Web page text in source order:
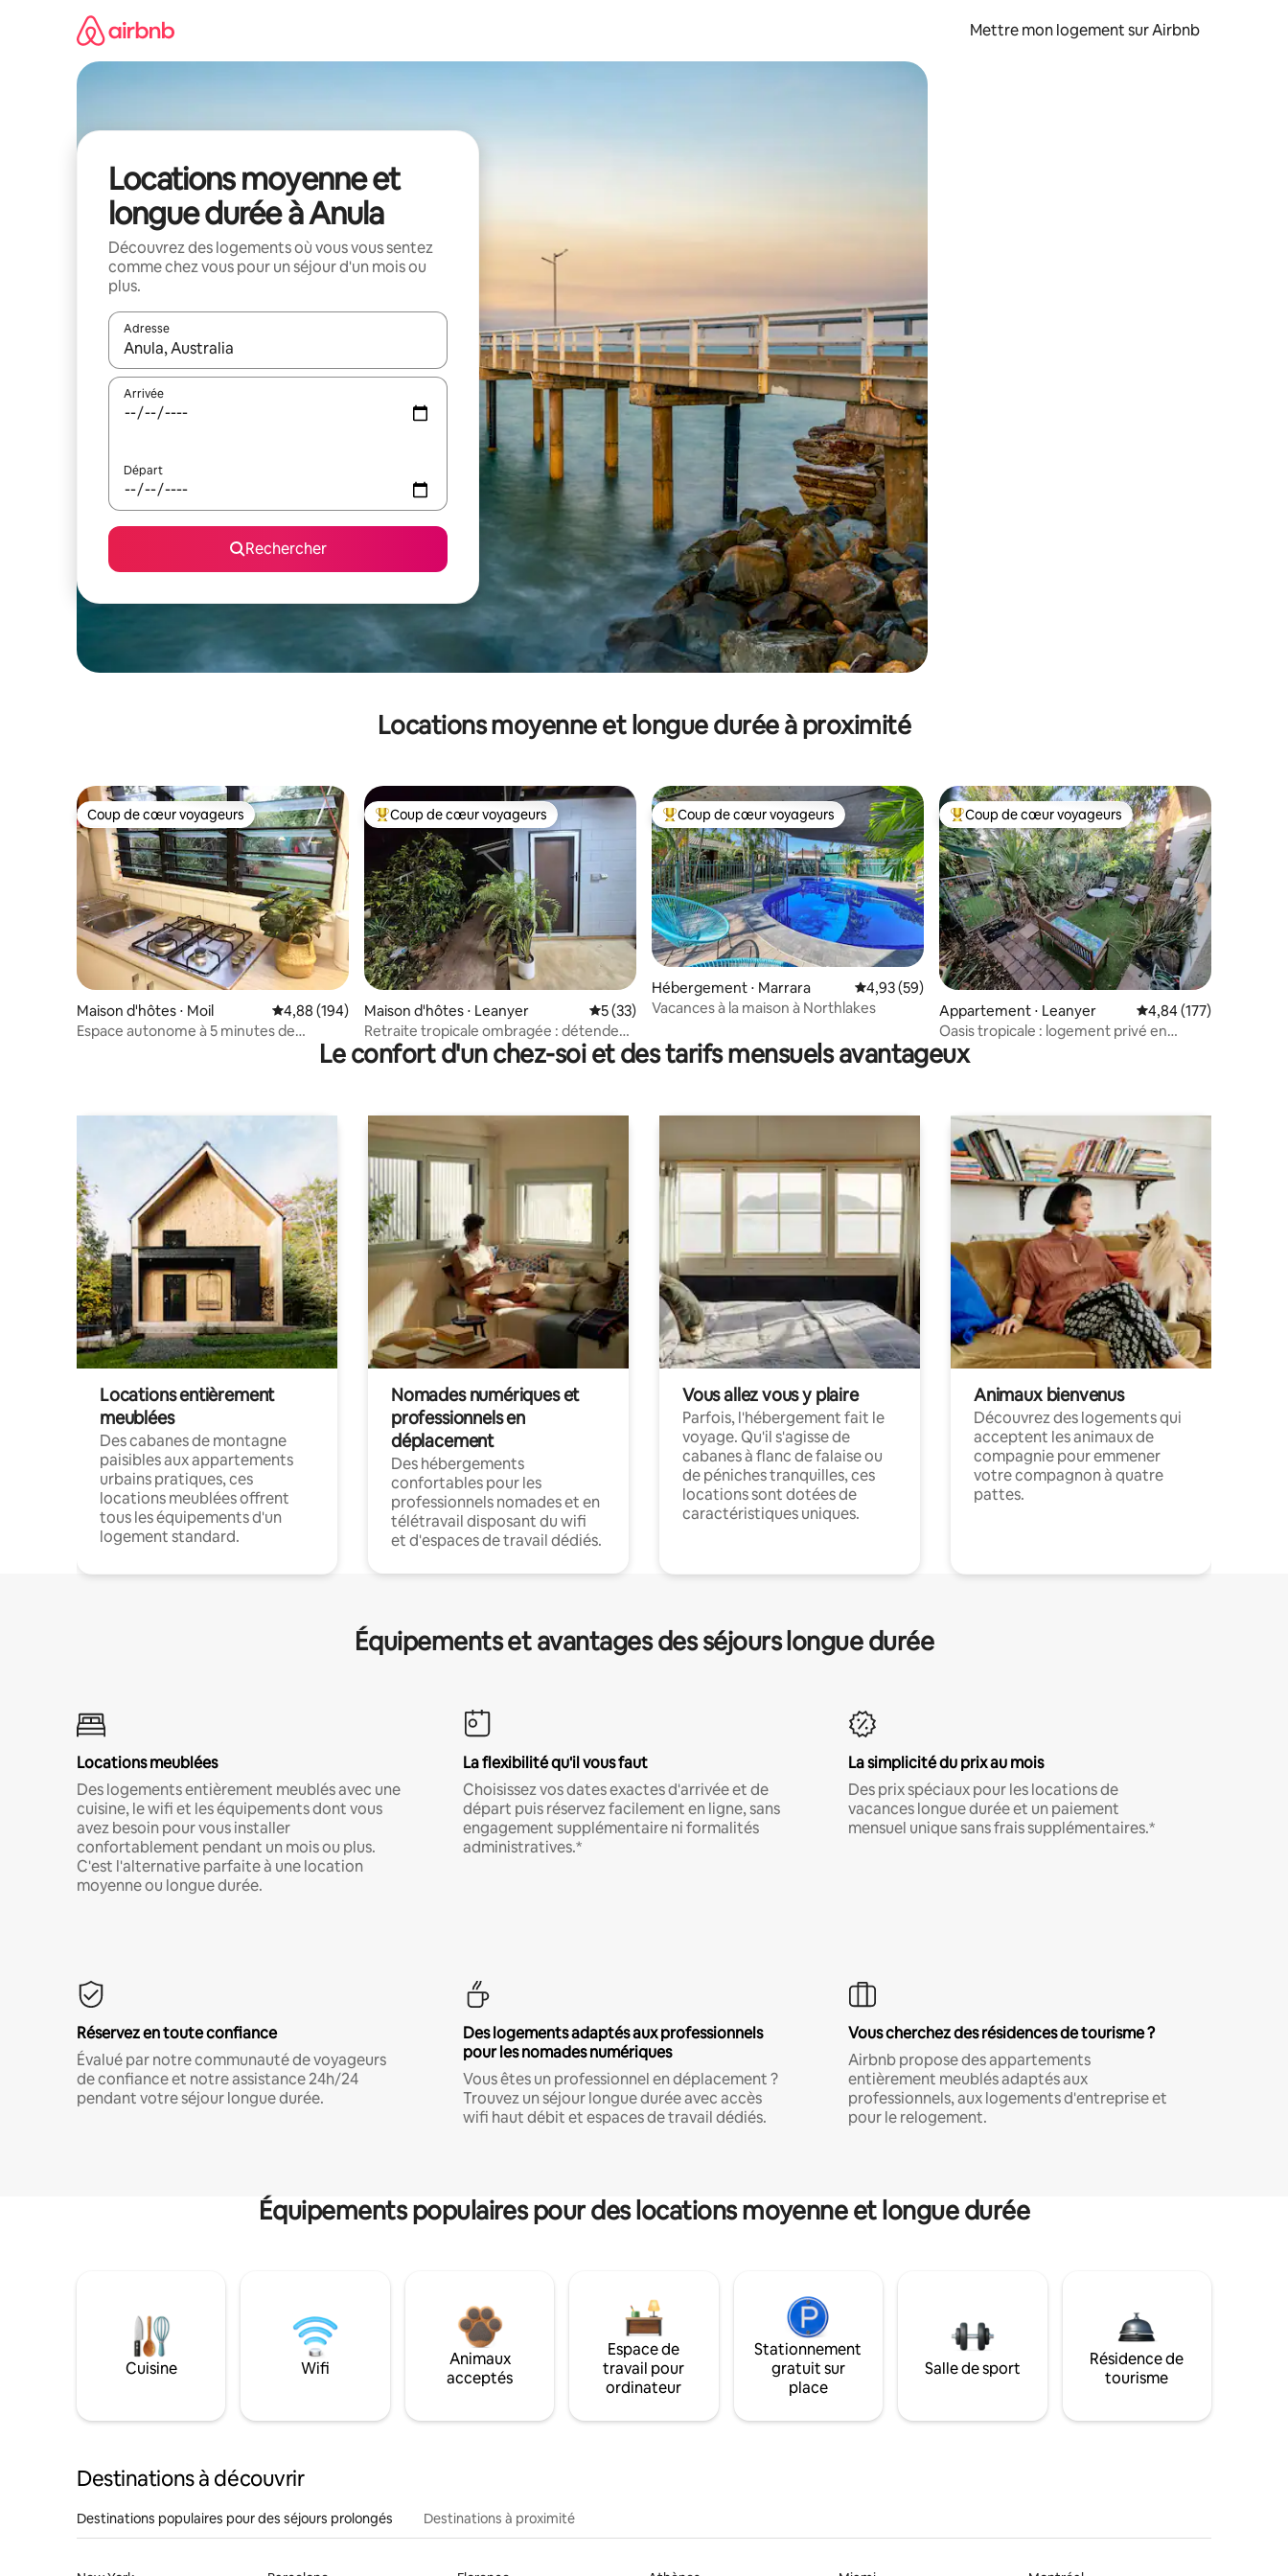
Mettre mon logement sur Airbnb
Locations moyenne et
longue durée à Anula
Découvrez des logements où vous vous sentez
comme chez vous pour un séjour d'un mois ou
plus.
Adresse
Lorsque les résultats s'affichent, utilisez les flèches vers le haut et vers le bas pour les parcourir ou en appuyant et en faisant glisser.
Arrivée
Départ
Rechercher
Locations moyenne et longue durée à proximité
Coup de cœur voyageurs
Coup de cœur voyageurs
Maison d'hôtes ⋅ Moil Évaluation moyenne sur la base de 194 commentaires : 4,88 sur 5
4,88 (194)
Espace autonome à 5 minutes de
Coups de cœur voyageurs les plus appréciés
Coup de cœur voyageurs
Maison d'hôtes ⋅ Leanyer Évaluation moyenne sur la base de 33 commentaires : 5 sur 5
5 (33)
Retraite tropicale ombragée : détendez-
vous dans un havre de nature !
Coups de cœur voyageurs les plus appréciés
Coup de cœur voyageurs
Hébergement ⋅ Marrara Évaluation moyenne sur la base de 59 commentaires : 4,93 sur 5
4,93 (59)
Vacances à la maison à Northlakes
Coups de cœur voyageurs les plus appréciés
Coup de cœur voyageurs
Appartement ⋅ Leanyer Évaluation moyenne
4,84 (177)
Oasis tropicale : logement privé en
banlieue
Le confort d'un chez-soi et des tarifs mensuels avantageux
Locations entièrement
meublées
Des cabanes de montagne
paisibles aux appartements
urbains pratiques, ces
locations meublées offrent
tous les équipements d'un
logement standard.
Nomades numériques et
professionnels en
déplacement
Des hébergements
confortables pour les
professionnels nomades et en
télétravail disposant du wifi
et d'espaces de travail dédiés.
Vous allez vous y plaire
Parfois, l'hébergement fait le
voyage. Qu'il s'agisse de
cabanes à flanc de falaise ou
de péniches tranquilles, ces
locations sont dotées de
caractéristiques uniques.
Animaux bienvenus
Découvrez des logements qui
acceptent les animaux de
compagnie pour emmener
votre compagnon à quatre
pattes.
Équipements et avantages des séjours longue durée
Locations meublées
Des logements entièrement meublés avec une
cuisine, le wifi et les équipements dont vous
avez besoin pour vous installer
confortablement pendant un mois ou plus.
C'est l'alternative parfaite à une location
moyenne ou longue durée.
La flexibilité qu'il vous faut
Choisissez vos dates exactes d'arrivée et de
départ puis réservez facilement en ligne, sans
engagement supplémentaire ni formalités
administratives.*
La simplicité du prix au mois
Des prix spéciaux pour les locations de
vacances longue durée et un paiement
mensuel unique sans frais supplémentaires.*
Réservez en toute confiance
Évalué par notre communauté de voyageurs
de confiance et notre assistance 24h/24
pendant votre séjour longue durée.
Des logements adaptés aux professionnels
pour les nomades numériques
Vous êtes un professionnel en déplacement ?
Trouvez un séjour longue durée avec accès
wifi haut débit et espaces de travail dédiés.
Vous cherchez des résidences de tourisme ?
Airbnb propose des appartements
entièrement meublés adaptés aux
professionnels, aux logements d'entreprise et
pour le relogement.
Équipements populaires pour des locations moyenne et longue durée
Cuisine Wifi
Animaux
acceptés
Espace de
travail pour
ordinateur
Stationnement
gratuit sur
place
Salle de sport
Résidence de
tourisme
Destinations à découvrir
Destinations populaires pour des séjours prolongés Destinations à proximité